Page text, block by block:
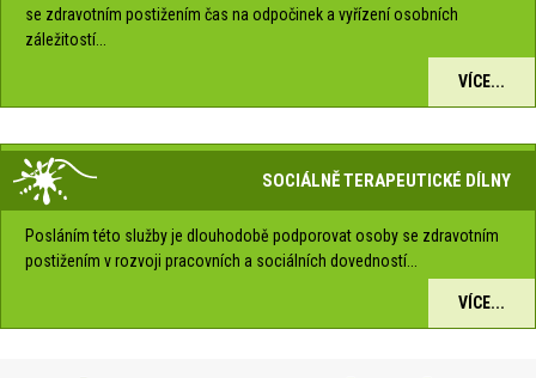
se zdravotním postižením čas na odpočinek a vyřízení osobních
záležitostí...
VÍCE...
SOCIÁLNĚ TERAPEUTICKÉ DÍLNY
Posláním této služby je dlouhodobě podporovat osoby se zdravotním
postižením v rozvoji pracovních a sociálních dovedností...
VÍCE...